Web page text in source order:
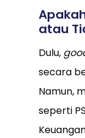
atau
Dulu,
secara
Namun,
seperti